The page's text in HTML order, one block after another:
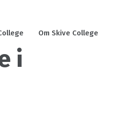
Om Skive College
i